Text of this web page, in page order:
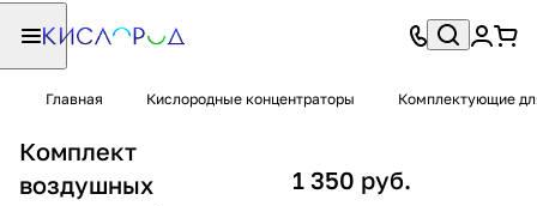
Главная Кислородные концентраторы Комплектующие
Комплект
воздушных
1 350 руб.